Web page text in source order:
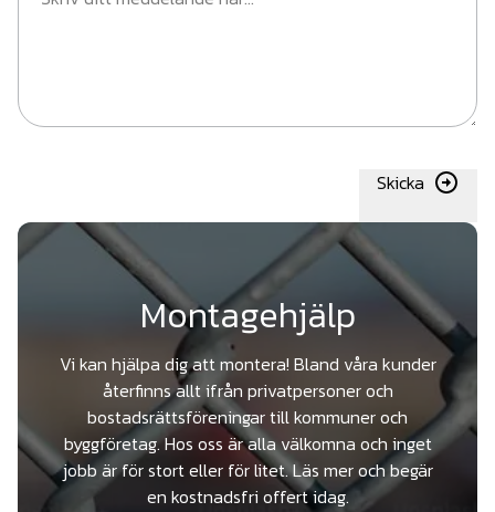
Skicka
Montagehjälp
Vi kan hjälpa dig att montera! Bland våra kunder
återfinns allt ifrån privatpersoner och
bostadsrättsföreningar till kommuner och
byggföretag. Hos oss är alla välkomna och inget
jobb är för stort eller för litet. Läs mer och begär
en kostnadsfri offert idag.